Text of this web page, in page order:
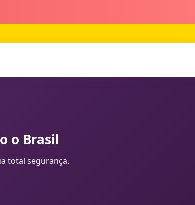
o Brasil
total segurança.